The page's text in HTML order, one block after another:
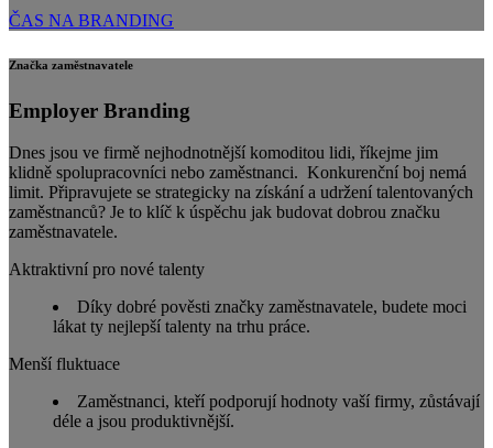
ČAS NA BRANDING
Značka zaměstnavatele
Employer Branding
Dnes jsou ve firmě nejhodnotnější komoditou lidi, říkejme jim
klidně spolupracovníci nebo zaměstnanci. Konkurenční boj nemá
limit. Připravujete se strategicky na získání a udržení talentovaných
zaměstnanců? Je to klíč k úspěchu jak budovat dobrou značku
zaměstnavatele.
Aktraktivní pro nové talenty
Díky dobré pověsti značky zaměstnavatele, budete moci
lákat ty nejlepší talenty na trhu práce.
Menší fluktuace
Zaměstnanci, kteří podporují hodnoty vaší firmy, zůstávají
déle a jsou produktivnější.